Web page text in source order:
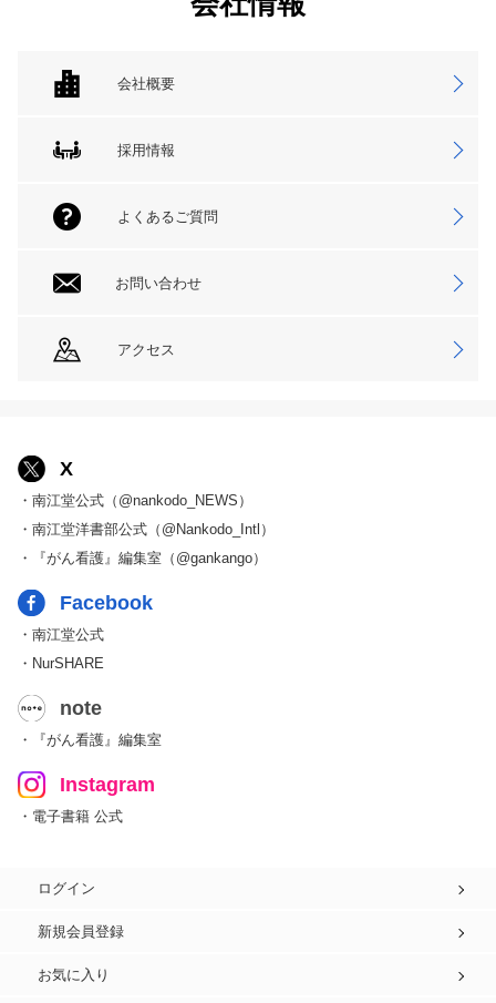
会社概要
採用情報
よくあるご質問
お問い合わせ
アクセス
X
・南江堂公式（@nankodo_NEWS）
・南江堂洋書部公式（@Nankodo_Intl）
・『がん看護』編集室（@gankango）
Facebook
・南江堂公式
・NurSHARE
note
・『がん看護』編集室
Instagram
・電子書籍 公式
ログイン
新規会員登録
お気に入り